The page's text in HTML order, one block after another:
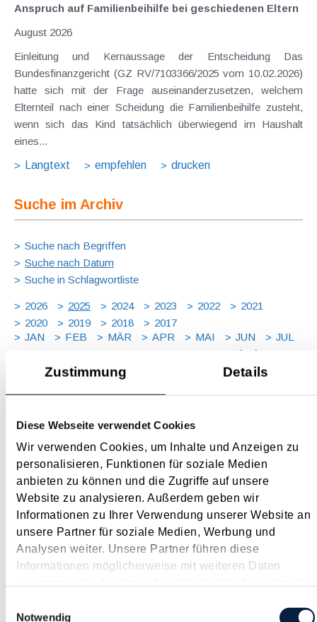
Zustimmung Details
Diese Webseite verwendet Cookies
Wir verwenden Cookies, um Inhalte und Anzeigen zu
personalisieren, Funktionen für soziale Medien
anbieten zu können und die Zugriffe auf unsere
Website zu analysieren. Außerdem geben wir
Informationen zu Ihrer Verwendung unserer Website an
unsere Partner für soziale Medien, Werbung und
Analysen weiter. Unsere Partner führen diese
Informationen möglicherweise mit weiteren Daten
haben.
Notwendig
Anspruch auf Familienbeihilfe bei geschiedenen Eltern
August 2026
Einleitung und Kernaussage der Entscheidung Das
Bundesfinanzgericht (GZ RV/7103366/2025 vom 10.02.2026)
hatte sich mit der Frage auseinanderzusetzen, welchem
Elternteil nach einer Scheidung die Familienbeihilfe zusteht,
wenn sich das Kind tatsächlich überwiegend im Haushalt
eines...
Langtext
empfehlen drucken
Suche im Archiv
Suche nach Begriffen
Suche nach Datum
Suche in Schlagwortliste
2026 2025 2024 2023 2022
2021
2020
2019 2018
2017
JAN
FEB MÄR APR MAI JUN
JUL
[ X ]
Maßnahmen vor Jahresende 2025 – für Unternehmer
November 2025
In der gerade wirtschaftlich herausfordernden Zeit sollte der
näher rückende Jahreswechsel auch dieses Mal wieder zum
Anlass für einen Steuer-Check genommen werden. Denn es
finden sich regelmäßig Möglichkeiten, durch gezielte
Maßnahmen legal Steuern zu sparen...
Langtext
empfehlen drucken
Maßnahmen vor Jahresende 2025 – für Arbeitgeber